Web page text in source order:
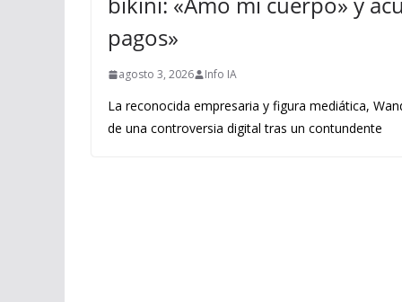
pagos»
agosto 3, 2026 Info IA
La reconocida empresaria y figura mediática,
de una controversia digital tras un contundente